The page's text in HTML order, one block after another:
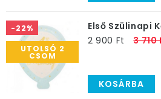
-22%
UTOLSÓ 2
CSOM
Első Szülinapi
2 900 Ft
3 710
KOSÁRBA